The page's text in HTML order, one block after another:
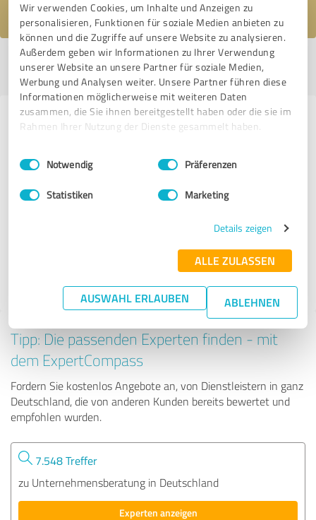
Wir verwenden Cookies, um Inhalte und Anzeigen zu
personalisieren, Funktionen für soziale Medien anbieten zu
können und die Zugriffe auf unsere Website zu analysieren.
Außerdem geben wir Informationen zu Ihrer Verwendung
unserer Website an unsere Partner für soziale Medien,
Werbung und Analysen weiter. Unsere Partner führen diese
Informationen möglicherweise mit weiteren Daten
zusammen, die Sie ihnen bereitgestellt haben oder die sie im
Rahmen Ihrer Nutzung der Dienste gesammelt haben.
Impressum Datenschutzbestimmungen
Einwilligungsauswahl
Notwendig Präferenzen
Statistiken Marketing
Details zeigen
ALLE ZULASSEN
AUSWAHL ERLAUBEN ABLEHNEN
Profil aktiv seit 11.03.2021 | Letzte Aktualisierung: 22.03.2021 |
melden
Erfahrungen zu weiteren
Unternehmensberatung
E-BAUS GmbH
Tipp: Die passenden Experten finden - mit
dem ExpertCompass
Fordern Sie kostenlos Angebote an, von Dienstleistern in ganz
Deutschland, die von anderen Kunden bereits bewertet und
empfohlen wurden.
7.548 Treffer
zu Unternehmensberatung in Deutschland
Experten anzeigen